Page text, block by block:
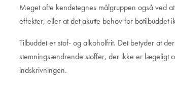
Meget ofte kendetegnes målgruppen også ved
effekter, eller at det akutte behov for botilbuddet
Tilbuddet er stof- og alkoholfrit. Det betyder at
stemningsændrende stoffer, der ikke er lægeligt
indskrivningen.